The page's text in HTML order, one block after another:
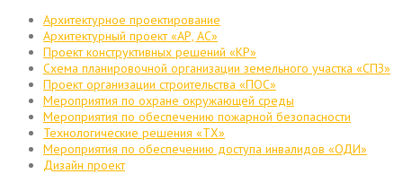
Архитектурное проектирование
Архитектурный проект «АР, АС»
Проект конструктивных решений «КР»
Схема планировочной организации земельного участка «СПЗ»
Проект организации строительства «ПОС»
Мероприятия по охране окружающей среды
Мероприятия по обеспечению пожарной безопасности
Технологические решения «ТХ»
Мероприятия по обеспечению доступа инвалидов «ОДИ»
Дизайн проект